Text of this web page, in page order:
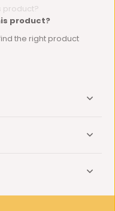
product?
the right product